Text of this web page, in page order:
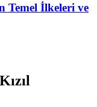
İlkeleri ve